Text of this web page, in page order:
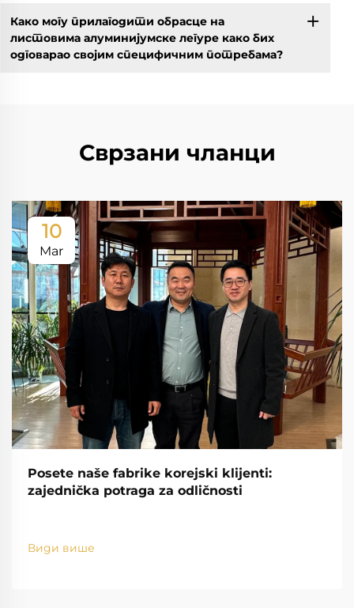
Како могу прилагодити обрасце на
листовима алуминијумске легуре како бих
одговарао својим специфичним потребама?
Сврзани чланци
10
Mar
Posete naše fabrike korejski klijenti:
zajednička potraga za odličnosti
Види више